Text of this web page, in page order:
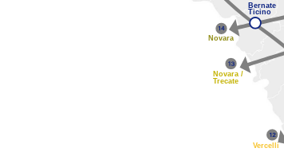
Vercelli
Novara /
Trecate
Novara
Bernate
Ticino